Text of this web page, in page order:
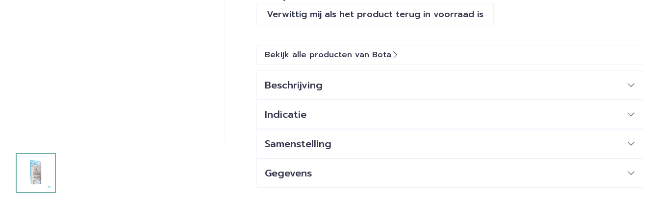
View larger image
Verwittig mij als het product terug in voorraad is
Bekijk alle producten van Bota
Beschrijving
Indicatie
Samenstelling
Gegevens